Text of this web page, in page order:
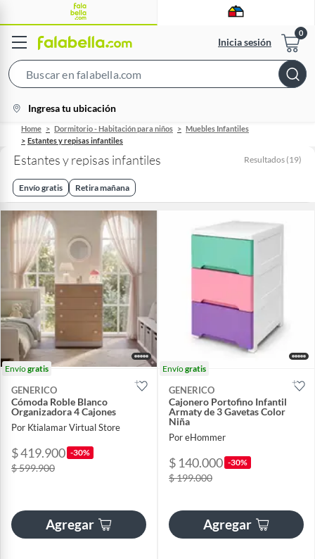
Inicia sesión
Bar
location-
icon
Ingresa tu ubicación
Home Dormitorio - Habitación para niños
Muebles Infantiles
Estantes y repisas infantiles
Estantes y repisas infantiles Resultados (19)
Envío gratis Retira mañana
Envíogratis
GENERICO
Cómoda Roble Blanco
Organizadora 4 Cajones
Por Ktialamar Virtual Store
$ 419.900 -30%
$ 599.900
Agregar
Envíogratis
GENERICO
Cajonero Portofino Infantil
Armaty de 3 Gavetas Color
Niña
Por eHommer
$ 140.000 -30%
$ 199.000
Agregar